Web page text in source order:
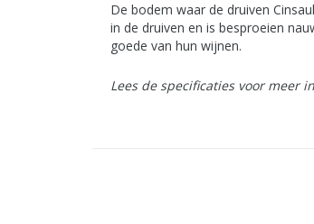
De bodem waar de druiven
in de druiven en is besproeien
goede van hun wijnen.
Lees de specificaties voor meer